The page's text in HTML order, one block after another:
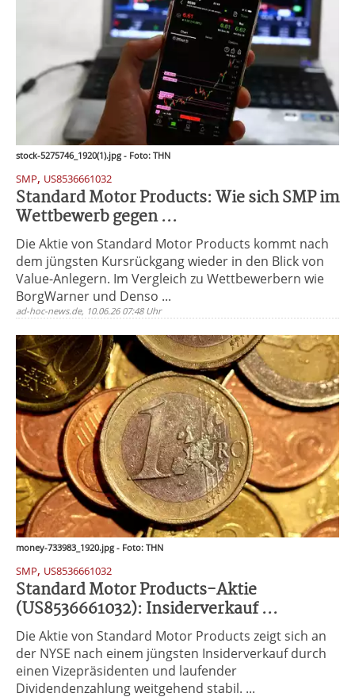
stock-5275746_1920(1).jpg - Foto: THN
SMP, US8536661032
Standard Motor Products: Wie sich SMP im
Wettbewerb gegen ...
Die Aktie von Standard Motor Products kommt nach
dem jüngsten Kursrückgang wieder in den Blick von
Value-Anlegern. Im Vergleich zu Wettbewerbern wie
BorgWarner und Denso ...
ad-hoc-news.de, 10.06.26 07:48 Uhr
money-733983_1920.jpg - Foto: THN
SMP, US8536661032
Standard Motor Products-Aktie
(US8536661032): Insiderverkauf ...
Die Aktie von Standard Motor Products zeigt sich an
der NYSE nach einem jüngsten Insiderverkauf durch
einen Vizepräsidenten und laufender
Dividendenzahlung weitgehend stabil. ...